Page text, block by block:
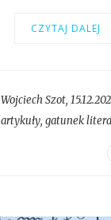
CZYTAJ DALEJ
Wojciech Szot,
artykuły, gatunek